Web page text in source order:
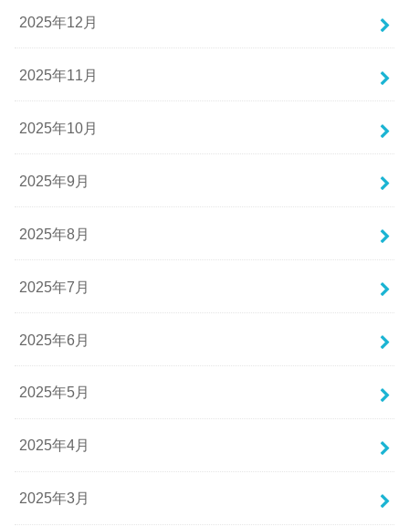
2025年12月
2025年11月
2025年10月
2025年9月
2025年8月
2025年7月
2025年6月
2025年5月
2025年4月
2025年3月